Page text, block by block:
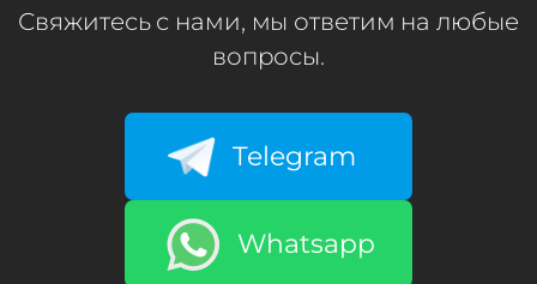
Свяжитесь с нами, мы ответим на любые
вопросы.
Telegram
Whatsapp